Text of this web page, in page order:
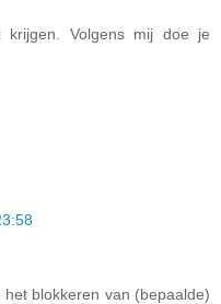
Volgens mij doe je
blokkeren van (bepaalde)